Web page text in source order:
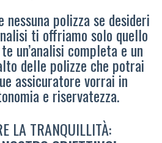
nessuna polizza se desideri
ti offriamo solo quello
un’analisi completa e un
delle polizze che potrai
assicuratore vorrai in
e riservatezza.
LA TRANQUILLITÀ: